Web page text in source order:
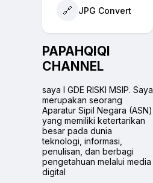
🔗 JPG Convert
PAPAHQIQI
CHANNEL
saya I GDE RISKI MSIP. Saya
merupakan seorang
Aparatur Sipil Negara (ASN)
yang memiliki ketertarikan
besar pada dunia
teknologi, informasi,
penulisan, dan berbagi
pengetahuan melalui media
digital